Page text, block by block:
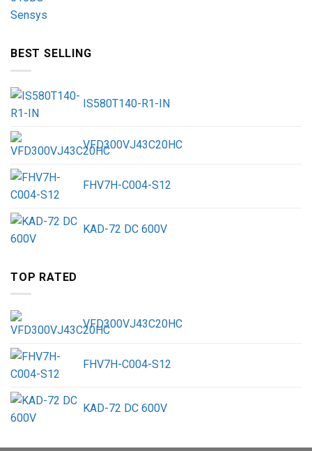
BEST SELLING
IS580T140-R1-IN
VFD300VJ43C20HC
FHV7H-C004-S12
KAD-72 DC 600V
TOP RATED
VFD300VJ43C20HC
FHV7H-C004-S12
KAD-72 DC 600V